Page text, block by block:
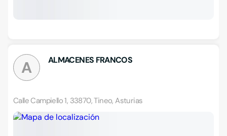
A ALMACENES FRANCOS
Calle Campiello 1, 33870, Tineo, Asturias